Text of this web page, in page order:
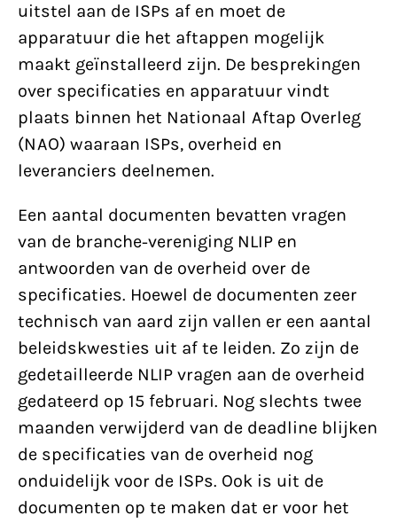
uitstel aan de ISPs af en moet de
apparatuur die het aftappen mogelijk
maakt geïnstalleerd zijn. De besprekingen
over specificaties en apparatuur vindt
plaats binnen het Nationaal Aftap Overleg
(NAO) waaraan ISPs, overheid en
leveranciers deelnemen.
Een aantal documenten bevatten vragen
van de branche-vereniging NLIP en
antwoorden van de overheid over de
specificaties. Hoewel de documenten zeer
technisch van aard zijn vallen er een aantal
beleidskwesties uit af te leiden. Zo zijn de
gedetailleerde NLIP vragen aan de overheid
gedateerd op 15 februari. Nog slechts twee
maanden verwijderd van de deadline blijken
de specificaties van de overheid nog
onduidelijk voor de ISPs. Ook is uit de
documenten op te maken dat er voor het